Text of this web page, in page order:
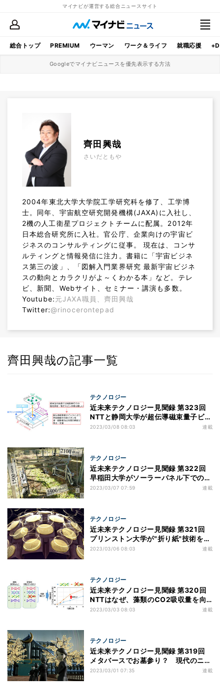
マイナビが運営する総合ニュースサイト
総合トップ PREMIUM ウーマン ワーク＆ライフ 就職応援
Googleでマイナビニュースを優先表示する方法
齊田興哉
さいだともや
2004年東北大学大学院工学研究科を修了、工学博
士。同年、宇宙航空研究開発機構(JAXA)に入社し、
2機の人工衛星プロジェクトチームに配属。2012年
日本総合研究所に入社。官公庁、企業向けの宇宙ビ
ジネスのコンサルティングに従事。 現在は、コンサ
ルティングと情報発信に注力。書籍に「宇宙ビジネ
ス第三の波」、「図解入門業界研究 最新宇宙ビジネ
スの動向とカラクリがよ～くわかる本」など。テレ
ビ、新聞、Webサイト、セミナー・講演も多数。
Youtube:元JAXA職員、齊田興哉
Twitter:@rinocerontepad
齊田興哉の記事一覧
テクノロジー
近未来テクノロジー見聞録 第323回
NTTと静岡大学が超伝導磁束量子ビッ
トを用いて神経細胞中の鉄イオンを検
2023/03/08 08:03 連載
テクノロジー
近未来テクノロジー見聞録 第322回
早稲田大学がソーラーパネル下での協
生農法を推進する遠隔操縦ロボを開発
2023/03/07 07:59 連載
テクノロジー
近未来テクノロジー見聞録 第321回
プリンストン大学が"折り紙"技術を取
り入れた新型アレイアンテナを設計
2023/03/06 08:03 連載
テクノロジー
近未来テクノロジー見聞録 第320回
NTTはなぜ、藻類のCO2吸収量を向
上させる遺伝子を特定したのか？
2023/03/03 08:03 連載
テクノロジー
近未来テクノロジー見聞録 第319回
メタバースでお墓参り？ 現代のニー
ズに応える「ネット霊園 風の霊」
2023/03/01 07:35 連載